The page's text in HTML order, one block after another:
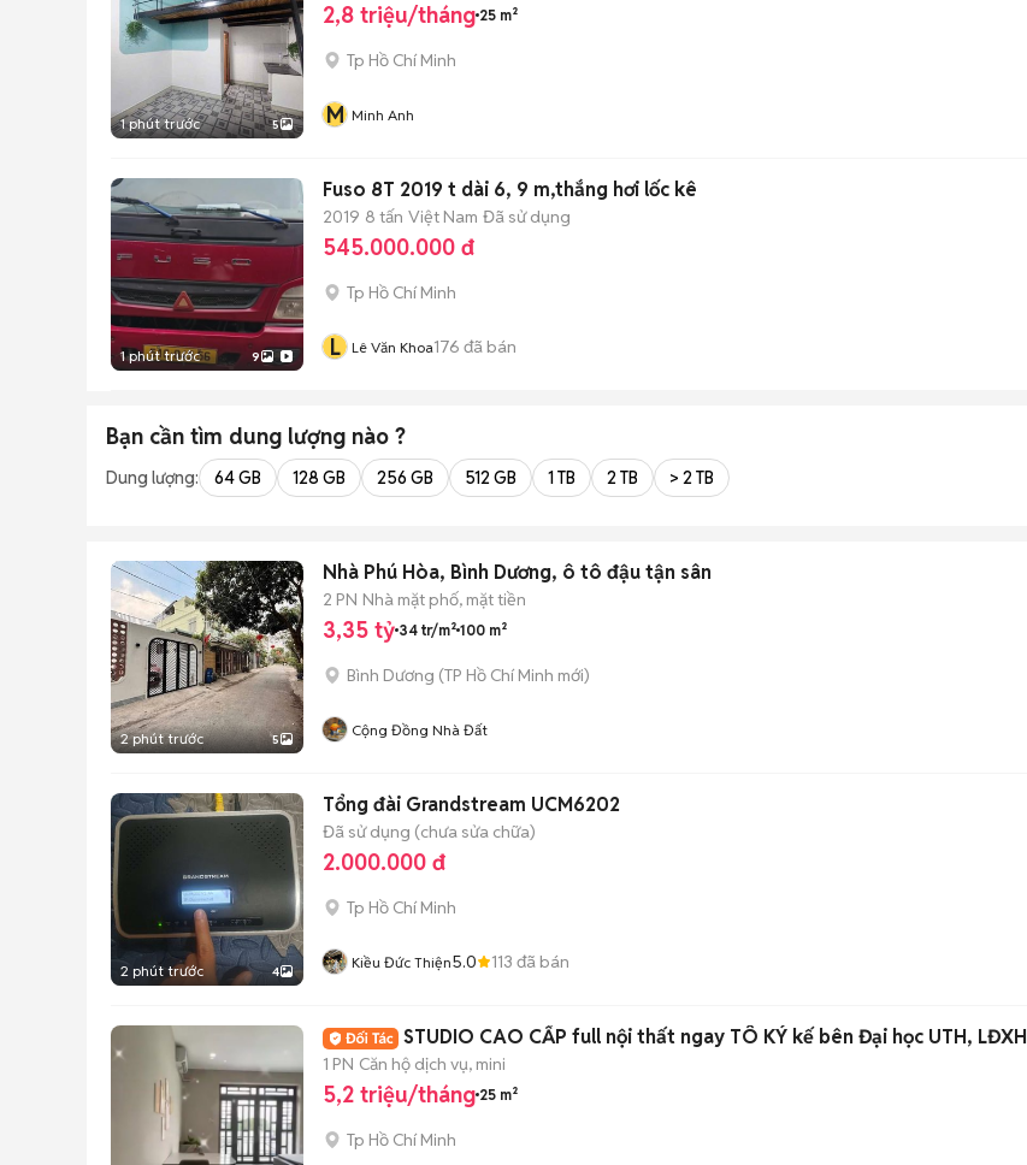
1 phút trước 5
2,8 triệu/tháng 25 m²
Tp Hồ Chí Minh
M Minh Anh
1 phút trước 9
Fuso 8T 2019 t dài 6, 9 m,thắng hơi lốc kê
2019 8 tấn Việt Nam Đã sử dụng
545.000.000 đ
Tp Hồ Chí Minh
L Lê Văn Khoa176 đã bán
Bạn cần tìm dung lượng nào ?
Dung lượng: 64 GB 128 GB 256 GB 512 GB 1 TB 2 TB > 2 TB
2 phút trước 5
Nhà Phú Hòa, Bình Dương, ô tô đậu tận sân
2 PN Nhà mặt phố, mặt tiền
3,35 tỷ 34 tr/m² 100 m²
Bình Dương (TP Hồ Chí Minh mới)
Cộng Đồng Nhà Đất
2 phút trước 4
Tổng đài Grandstream UCM6202
Đã sử dụng (chưa sửa chữa)
2.000.000 đ
Tp Hồ Chí Minh
Kiều Đức Thiện5.0 113 đã bán
STUDIO CAO CẤP full nội thất ngay TÔ KÝ kế bên Đại học UTH, LĐXH
1 PN Căn hộ dịch vụ, mini
5,2 triệu/tháng 25 m²
Tp Hồ Chí Minh